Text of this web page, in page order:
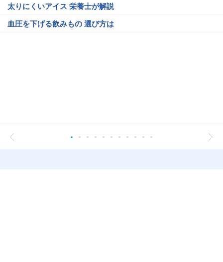
太りにくいアイス 栄養士が解説
血圧を下げる飲みもの 選び方は